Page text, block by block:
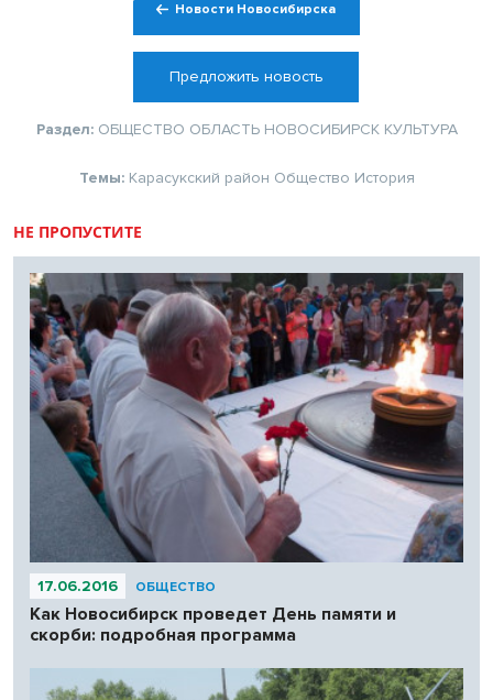
Новости Новосибирска
Предложить новость
Раздел: ОБЩЕСТВО ОБЛАСТЬ НОВОСИБИРСК КУЛЬТУРА
Темы: Карасукский район Общество История
НЕ ПРОПУСТИТЕ
17.06.2016 ОБЩЕСТВО
Как Новосибирск проведет День памяти и
скорби: подробная программа